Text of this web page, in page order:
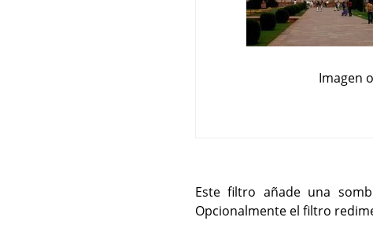
Imagen
Este filtro añade una
Opcionalmente el filtro